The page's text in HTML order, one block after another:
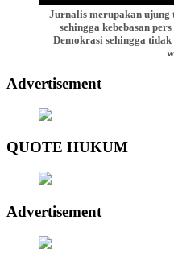
Jurnalis merupakan ujung
sehingga kebebasan
Demokrasi sehingga
Advertisement
QUOTE HUKUM
Advertisement